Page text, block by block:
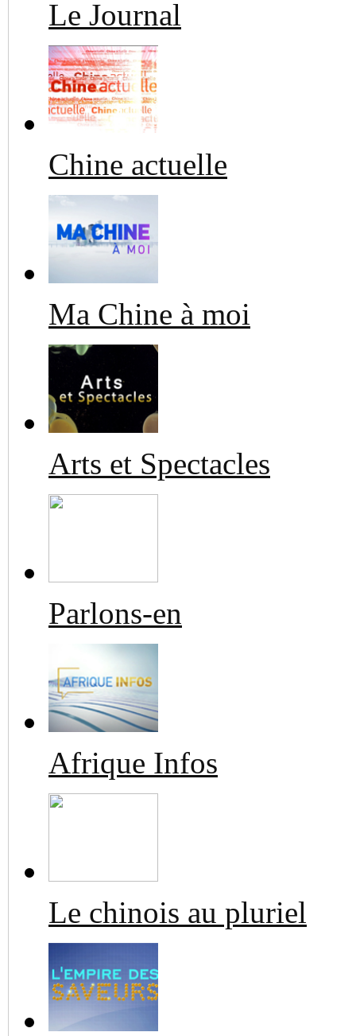
Le Journal
Chine actuelle
Ma Chine à moi
Arts et Spectacles
Parlons-en
Afrique Infos
Le chinois au pluriel